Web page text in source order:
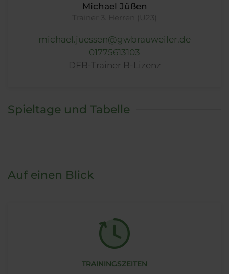
Michael Jüßen
Trainer 3. Herren (U23)
michael.juessen@gwbrauweiler.de
01775613103
DFB-Trainer B-Lizenz
Spieltage und Tabelle
Auf einen Blick
TRAININGSZEITEN